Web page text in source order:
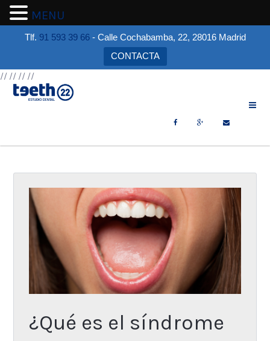
Tlf. 91 593 39 66- Calle Cochabamba, 22, 28016 Madrid
CONTACTA
// // // //
¿Qué es el síndrome
MENU